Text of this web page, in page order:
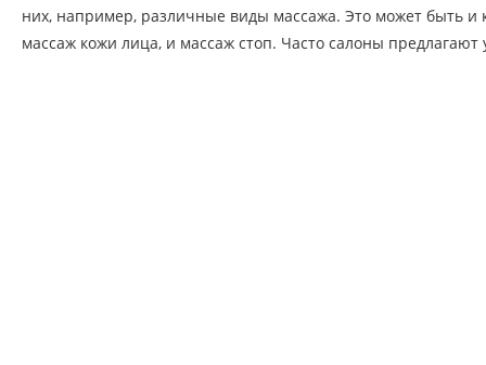
них, например, различные виды массажа. Это может быть и
массаж кожи лица, и массаж стоп. Часто салоны предлагают